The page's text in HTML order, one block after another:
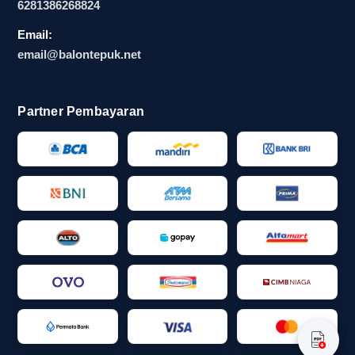
Kebutuhan acara di Depok dan sekitarnya sering
menuntut koordinasi yang praktis. Banyak panitia
siap dipakai tanpa banyak drama. Di sinilah
vendor balon tepuk event depok menjadi pilihan
yang dicari karena mampu menjawab kebutuhan
acara yang menuntut kecepatan sekaligus
kerapian.
Untuk EO kampus, tim marketing brand, maupun
koordinator komunitas olahraga, keputusan
memilih vendor tidak hanya soal produk. Mereka
juga butuh partner yang memahami alur kerja
event, dari approval desain sampai distribusi
barang. Hal ini membuat vendor balon tepuk
6281386268824
Email:
email@balontepuk.net
Partner Pembayaran